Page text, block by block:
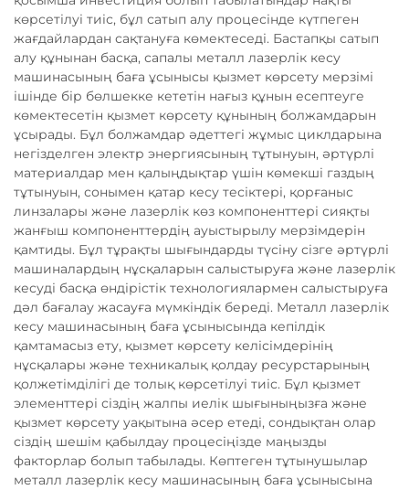
көрсетілуі тиіс, бұл сатып алу процесінде күтпеген
жағдайлардан сақтануға көмектеседі. Бастапқы сатып
алу құнынан басқа, сапалы металл лазерлік кесу
машинасының баға ұсынысы қызмет көрсету мерзімі
ішінде бір бөлшекке кететін нағыз құнын есептеуге
көмектесетін қызмет көрсету құнының болжамдарын
ұсырады. Бұл болжамдар әдеттегі жұмыс циклдарына
негізделген электр энергиясының тұтынуын, әртүрлі
материалдар мен қалыңдықтар үшін көмекші газдың
тұтынуын, сонымен қатар кесу тесіктері, қорғаныс
линзалары және лазерлік көз компоненттері сияқты
жанғыш компоненттердің ауыстырылу мерзімдерін
қамтиды. Бұл тұрақты шығындарды түсіну сізге әртүрлі
машиналардың нұсқаларын салыстыруға және лазерлік
кесуді басқа өндірістік технологиялармен салыстыруға
дәл бағалау жасауға мүмкіндік береді. Металл лазерлік
кесу машинасының баға ұсынысында кепілдік
қамтамасыз ету, қызмет көрсету келісімдерінің
нұсқалары және техникалық қолдау ресурстарының
қолжетімділігі де толық көрсетілуі тиіс. Бұл қызмет
элементтері сіздің жалпы иелік шығыныңызға және
қызмет көрсету уақытына әсер етеді, сондықтан олар
сіздің шешім қабылдау процесіңізде маңызды
факторлар болып табылады. Көптеген тұтынушылар
металл лазерлік кесу машинасының баға ұсынысына